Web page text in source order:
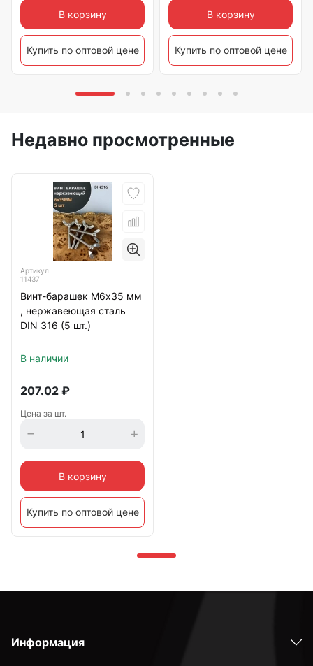
В корзину
Купить по оптовой цене
В корзину
Купить по оптовой цене
Недавно просмотренные
Артикул
11437
Винт-барашек М6х35 мм
, нержавеющая сталь
DIN 316 (5 шт.)
В наличии
207.02 ₽
Цена за шт.
В корзину
Купить по оптовой цене
Информация